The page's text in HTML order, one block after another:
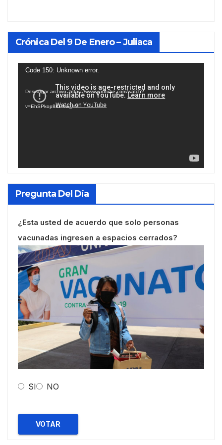
Crónica Del 9 De Enero – Juliaca
Reproductor
vídeo
Code 150: Unknown error.
Descargar archivo: https://www.youtube.com/watch?
v=EhSPkop8KPY&_=2
Pregunta Del Día
¿Esta usted de acuerdo que solo personas
vacunadas ingresen a espacios cerrados?
SI NO
VOTAR